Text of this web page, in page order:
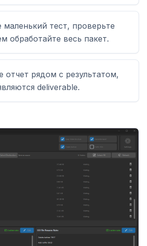
маленький тест, проверьте
обработайте весь пакет.
отчет рядом с результатом,
deliverable.